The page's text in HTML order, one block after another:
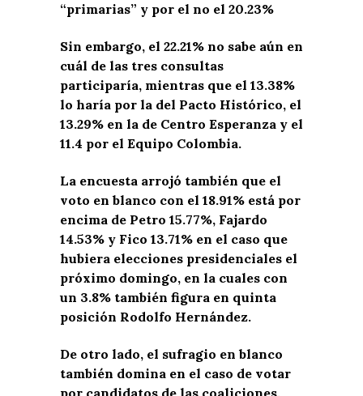
“primarias” y por el no el 20.23%
Sin embargo, el 22.21% no sabe aún en
cuál de las tres consultas
participaría, mientras que el 13.38%
lo haría por la del Pacto Histórico, el
13.29% en la de Centro Esperanza y el
11.4 por el Equipo Colombia.
La encuesta arrojó también que el
voto en blanco con el 18.91% está por
encima de Petro 15.77%, Fajardo
14.53% y Fico 13.71% en el caso que
hubiera elecciones presidenciales el
próximo domingo, en la cuales con
un 3.8% también figura en quinta
posición Rodolfo Hernández.
De otro lado, el sufragio en blanco
también domina en el caso de votar
por candidatos de las coaliciones,